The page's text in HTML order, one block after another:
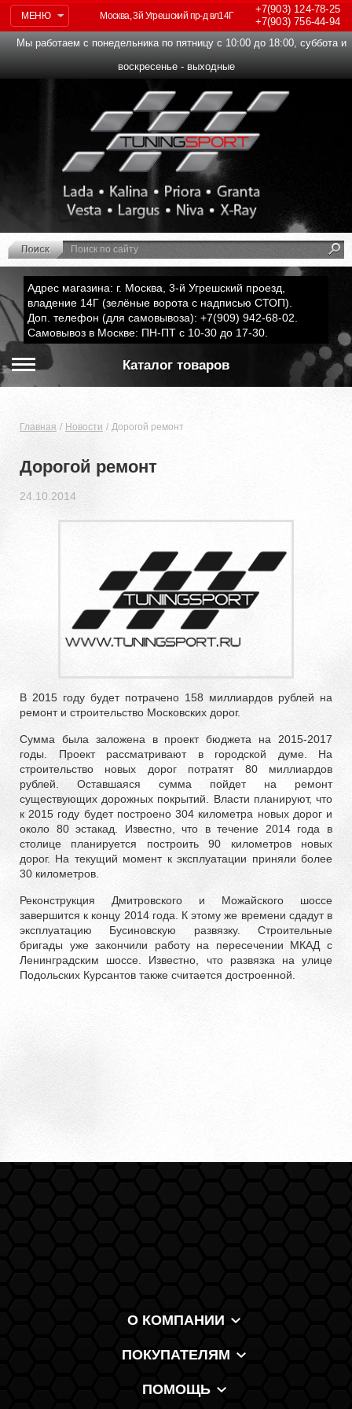
МЕНЮ
+7(903)124-78-25
+7(903)756-44-94
Москва, 3й Угрешский пр-д вл14Г
Мы работаем с понедельника по пятницу с 10:00 до 18:00, суббота и
воскресенье - выходные
Адрес магазина: г. Москва, 3-й Угрешский проезд,
владение 14Г (зелёные ворота с надписью СТОП).
Доп. телефон (для самовывоза): +7(909) 942-68-02.
Самовывоз в Москве: ПН-ПТ с 10-30 до 17-30.
Каталог товаров
Главная Новости Дорогой ремонт
Дорогой ремонт
24.10.2014
В 2015 году будет потрачено 158 миллиардов рублей на
ремонт и строительство Московских дорог.
Сумма была заложена в проект бюджета на 2015-2017
годы. Проект рассматривают в городской думе. На
строительство новых дорог потратят 80 миллиардов
рублей. Оставшаяся сумма пойдет на ремонт
существующих дорожных покрытий. Власти планируют, что
к 2015 году будет построено 304 километра новых дорог и
около 80 эстакад. Известно, что в течение 2014 года в
столице планируется построить 90 километров новых
дорог. На текущий момент к эксплуатации приняли более
30 километров.
Реконструкция Дмитровского и Можайского шоссе
завершится к концу 2014 года. К этому же времени сдадут в
эксплуатацию Бусиновскую развязку. Строительные
бригады уже закончили работу на пересечении МКАД с
Ленинградским шоссе. Известно, что развязка на улице
Подольских Курсантов также считается достроенной.
О КОМПАНИИ
ПОКУПАТЕЛЯМ
ПОМОЩЬ